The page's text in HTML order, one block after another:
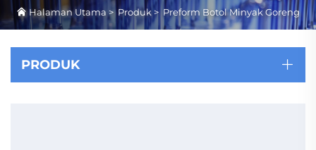
Halaman Utama> Produk> Preform Botol Minyak Goreng
PRODUK